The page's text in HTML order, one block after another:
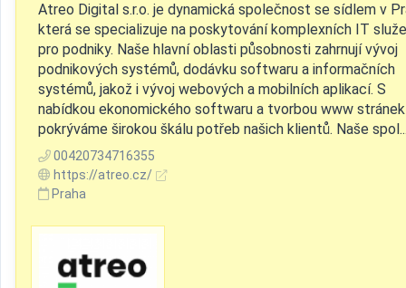
Atreo Digital s.r.o. je dynamická společnost se sídlem v
která se specializuje na poskytování komplexních IT
pro podniky. Naše hlavní oblasti působnosti zahrnují vývoj
podnikových systémů, dodávku softwaru a informačních
systémů, jakož i vývoj webových a mobilních aplikací. S
nabídkou ekonomického softwaru a tvorbou www stránek
pokrýváme širokou škálu potřeb našich klientů. Naše
00420734716355
https://atreo.cz/
Praha